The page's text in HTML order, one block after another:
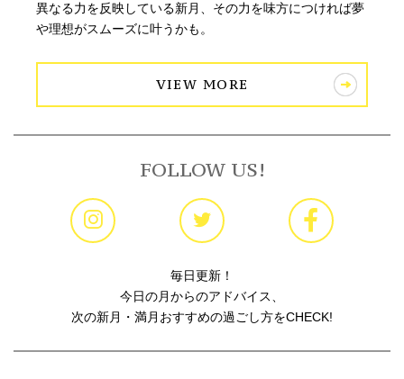
異なる力を反映している新月、その力を味方につければ夢
や理想がスムーズに叶うかも。
VIEW MORE
FOLLOW US!
毎日更新！
今日の月からのアドバイス、
次の新月・満月おすすめの過ごし方をCHECK!